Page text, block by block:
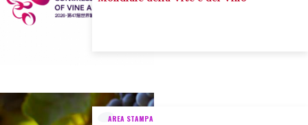
AREA STAMPA